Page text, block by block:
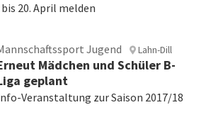
20. April melden
Jugend Lahn-Dill
Mädchen und Schüler B-
geplant
Veranstaltung zur Saison 2017/18